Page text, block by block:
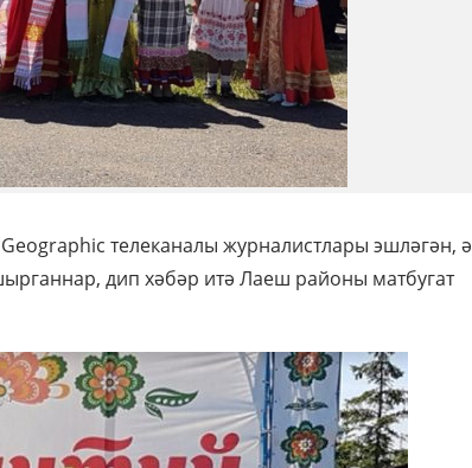
телеканалы журналистлары эшләгән, ә
дип хәбәр итә Лаеш районы матбугат